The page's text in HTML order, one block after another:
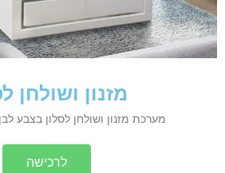
מזנון ושולחן
מערכת מזנון ושולחן לסלון בצבע
לרכישה